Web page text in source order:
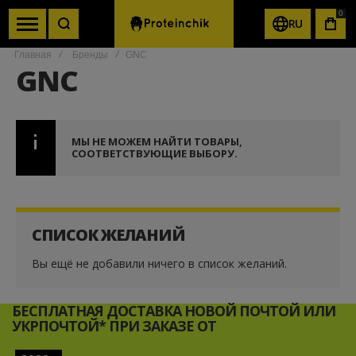
RU
0
Главная Бренды GNC
GNC
МЫ НЕ МОЖЕМ НАЙТИ ТОВАРЫ,
СООТВЕТСТВУЮЩИЕ ВЫБОРУ.
СПИСОК ЖЕЛАНИЙ
Вы ещё не добавили ничего в список желаний.
БЕСПЛАТНАЯ ДОСТАВКА НОВОЙ ПОЧТОЙ ИЛИ
УКРПОЧТОЙ* ПРИ ЗАКАЗЕ ОТ